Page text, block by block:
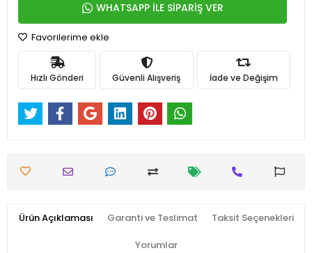
WHATSAPP İLE SİPARİŞ VER
Favorilerime ekle
Hızlı Gönderi Güvenli Alışveriş İade ve Değişim
Ürün Açıklaması Garanti ve Teslimat Taksit Seçenekleri
Yorumlar